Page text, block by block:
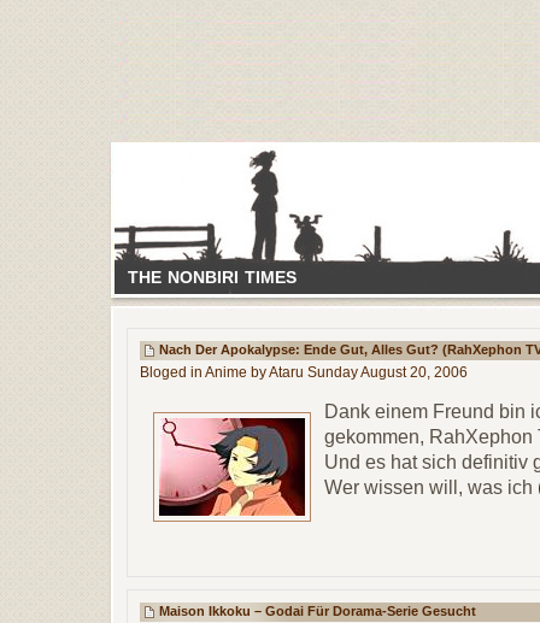
THE NONBIRI TIMES
Nach Der Apokalypse: Ende Gut, Alles Gut? (RahXephon
Bloged in Anime by Ataru Sunday August 20, 2006
Dank einem Freund bin
gekommen,
Und es hat sich definitiv
Wer wissen will, was ich
Maison Ikkoku – Godai Für Dorama-Serie Gesucht